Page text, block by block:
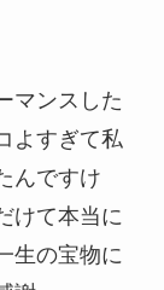
マンスした
よすぎて私
んですけ
けて本当に
生の宝物に